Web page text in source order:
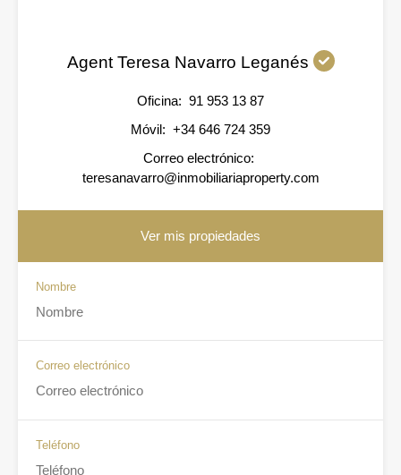
Agent Teresa Navarro Leganés
Oficina: 91 953 13 87
Móvil: +34 646 724 359
Correo electrónico:
teresanavarro@inmobiliariaproperty.com
Ver mis propiedades
Nombre
Correo electrónico
Teléfono